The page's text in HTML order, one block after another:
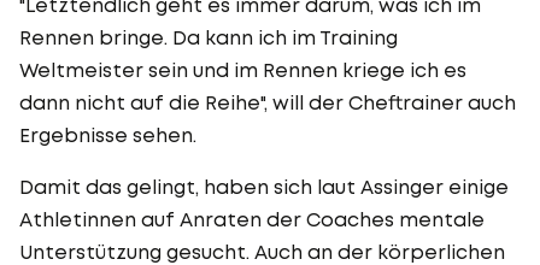
Rennen bringe. Da kann ich im Training
Weltmeister sein und im Rennen kriege ich es
dann nicht auf die Reihe", will der Cheftrainer auch
Ergebnisse sehen.
Damit das gelingt, haben sich laut Assinger einige
Athletinnen auf Anraten der Coaches mentale
Unterstützung gesucht. Auch an der körperlichen